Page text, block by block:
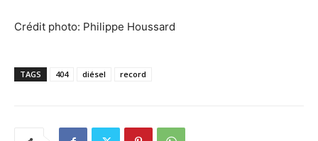
Crédit photo: Philippe Houssard
TAGS 404 diésel record